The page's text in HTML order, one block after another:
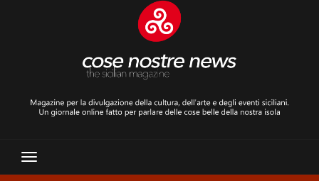
Toggle
Navigation